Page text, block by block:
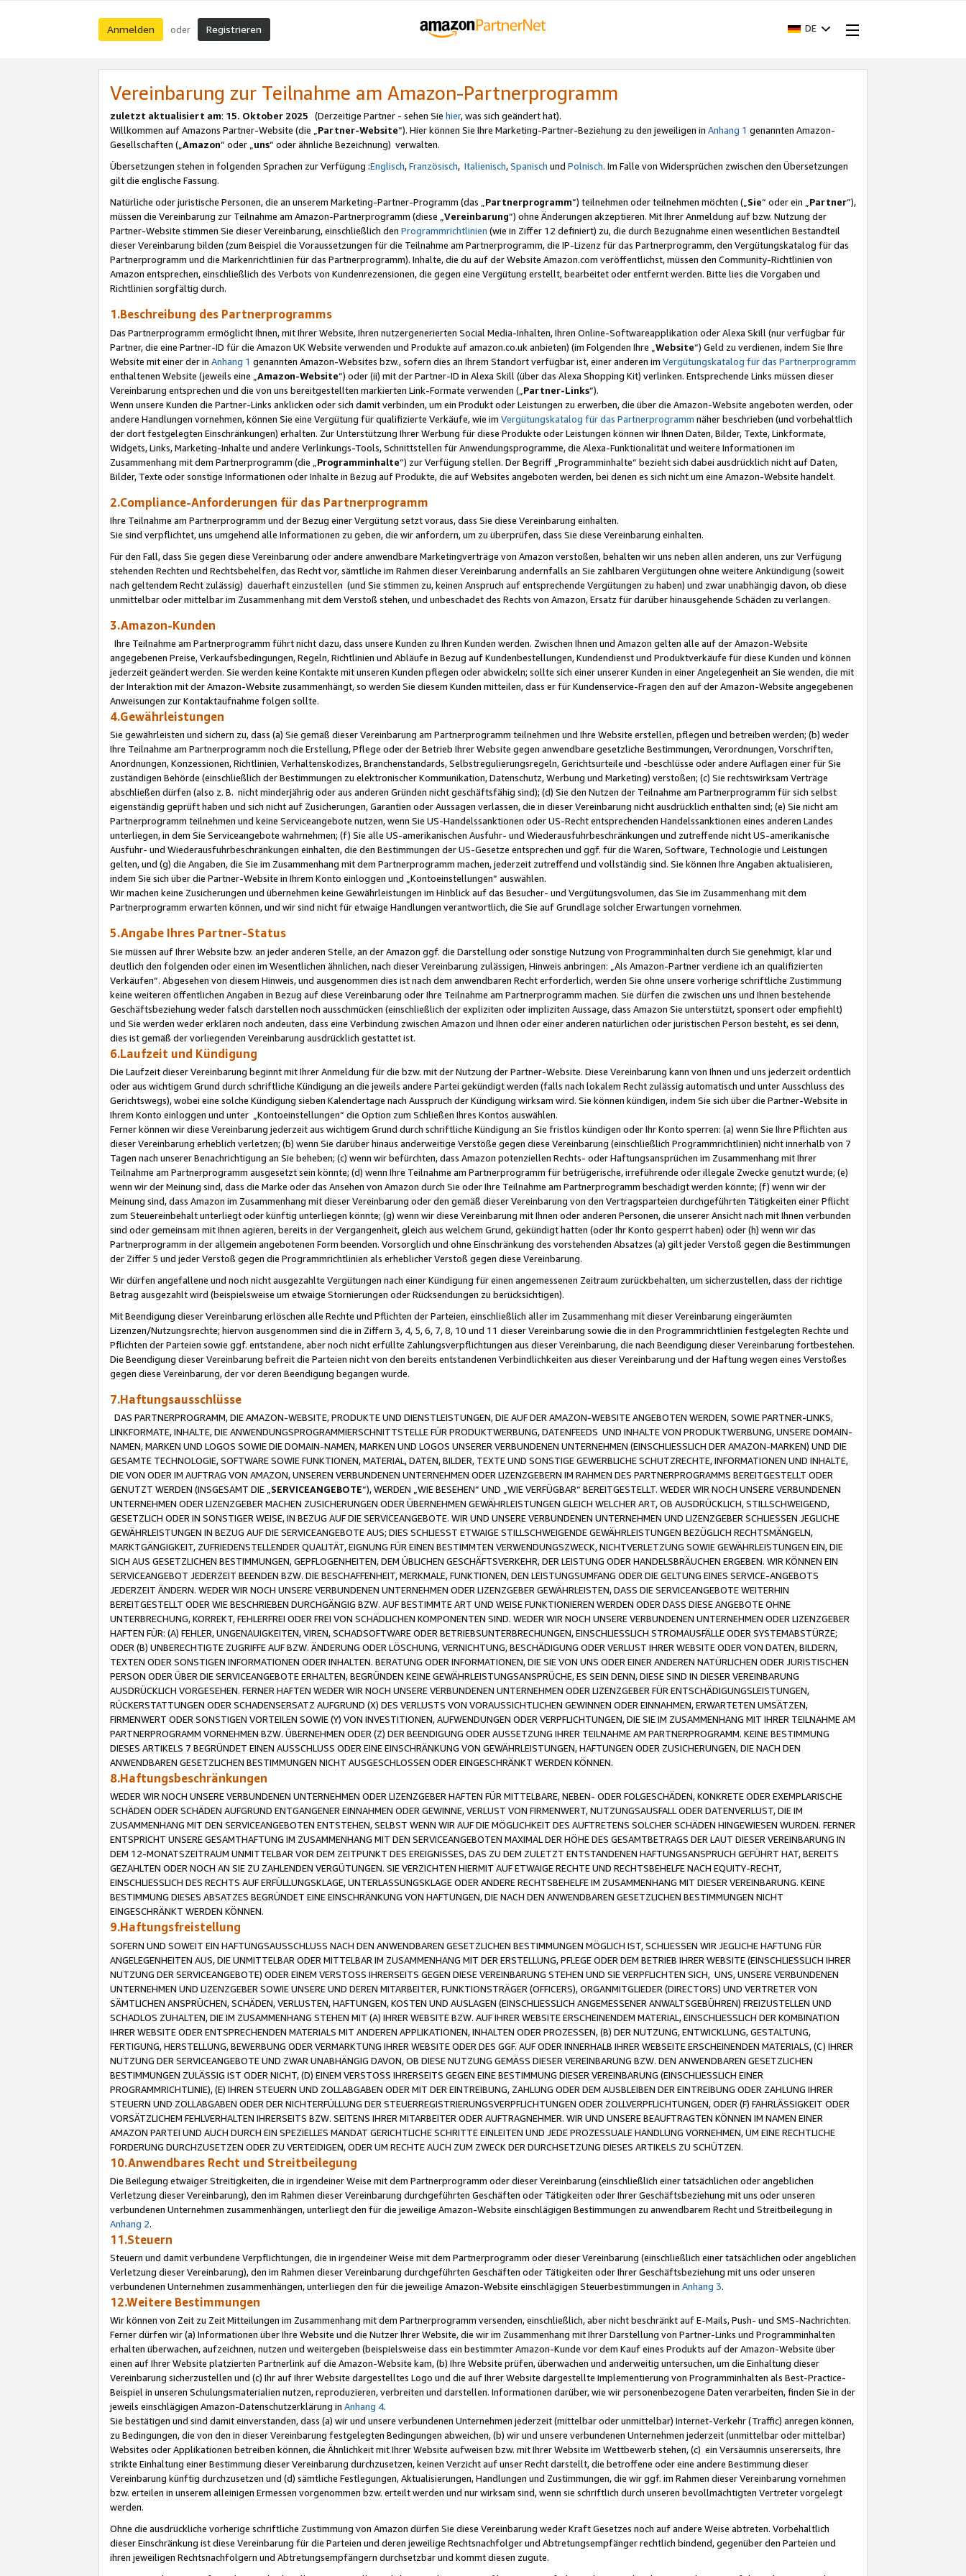
Anmelden oder Registrieren DE
Vereinbarung zur Teilnahme am Amazon-Partnerprogramm
zuletzt aktualisiert am: 15. Oktober 2025 (Derzeitige Partner - sehen Sie hier, was sich geändert hat).
Willkommen auf Amazons Partner-Website (die „Partner-Website“). Hier können Sie Ihre Marketing-Partner-Beziehung zu den jeweiligen in Anhang 1 genannten Amazon-
Gesellschaften („Amazon“ oder „uns“ oder ähnliche Bezeichnung) verwalten.
Übersetzungen stehen in folgenden Sprachen zur Verfügung :Englisch,Französisch, Italienisch,Spanisch und Polnisch. Im Falle von Widersprüchen zwischen den Übersetzungen
gilt die englische Fassung.
Natürliche oder juristische Personen, die an unserem Marketing-Partner-Programm (das „Partnerprogramm“) teilnehmen oder teilnehmen möchten („Sie“ oder ein „Partner“),
müssen die Vereinbarung zur Teilnahme am Amazon-Partnerprogramm (diese „Vereinbarung“) ohne Änderungen akzeptieren. Mit Ihrer Anmeldung auf bzw. Nutzung der
Partner-Website stimmen Sie dieser Vereinbarung, einschließlich den Programmrichtlinien (wie in Ziffer 12 definiert) zu, die durch Bezugnahme einen wesentlichen Bestandteil
dieser Vereinbarung bilden (zum Beispiel die Voraussetzungen für die Teilnahme am Partnerprogramm, die IP-Lizenz für das Partnerprogramm, den Vergütungskatalog für das
Partnerprogramm und die Markenrichtlinien für das Partnerprogramm). Inhalte, die du auf der Website Amazon.com veröffentlichst, müssen den Community-Richtlinien von
Amazon entsprechen, einschließlich des Verbots von Kundenrezensionen, die gegen eine Vergütung erstellt, bearbeitet oder entfernt werden. Bitte lies die Vorgaben und
Richtlinien sorgfältig durch.
1.Beschreibung des Partnerprogramms
Das Partnerprogramm ermöglicht Ihnen, mit Ihrer Website, Ihren nutzergenerierten Social Media-Inhalten, Ihren Online-Softwareapplikation oder Alexa Skill (nur verfügbar für
Partner, die eine Partner-ID für die Amazon UK Website verwenden und Produkte auf amazon.co.uk anbieten) (im Folgenden Ihre „ Website“) Geld zu verdienen, indem Sie Ihre
Website mit einer der in Anhang 1 genannten Amazon-Websites bzw., sofern dies an Ihrem Standort verfügbar ist, einer anderen im Vergütungskatalog für das Partnerprogramm
enthaltenen Website (jeweils eine „ Amazon-Website“) oder (ii) mit der Partner-ID in Alexa Skill (über das Alexa Shopping Kit) verlinken. Entsprechende Links müssen dieser
Vereinbarung entsprechen und die von uns bereitgestellten markierten Link-Formate verwenden („ Partner-Links“).
Wenn unsere Kunden die Partner-Links anklicken oder sich damit verbinden, um ein Produkt oder Leistungen zu erwerben, die über die Amazon-Website angeboten werden, oder
andere Handlungen vornehmen, können Sie eine Vergütung für qualifizierte Verkäufe, wie im Vergütungskatalog für das Partnerprogramm näher beschrieben (und vorbehaltlich
der dort festgelegten Einschränkungen) erhalten. Zur Unterstützung Ihrer Werbung für diese Produkte oder Leistungen können wir Ihnen Daten, Bilder, Texte, Linkformate,
Widgets, Links, Marketing-Inhalte und andere Verlinkungs-Tools, Schnittstellen für Anwendungsprogramme, die Alexa-Funktionalität und weitere Informationen im
Zusammenhang mit dem Partnerprogramm (die „ Programminhalte“) zur Verfügung stellen. Der Begriff „Programminhalte“ bezieht sich dabei ausdrücklich nicht auf Daten,
Bilder, Texte oder sonstige Informationen oder Inhalte in Bezug auf Produkte, die auf Websites angeboten werden, bei denen es sich nicht um eine Amazon-Website handelt.
2.Compliance-Anforderungen für das Partnerprogramm
Ihre Teilnahme am Partnerprogramm und der Bezug einer Vergütung setzt voraus, dass Sie diese Vereinbarung einhalten.
Sie sind verpflichtet, uns umgehend alle Informationen zu geben, die wir anfordern, um zu überprüfen, dass Sie diese Vereinbarung einhalten.
Für den Fall, dass Sie gegen diese Vereinbarung oder andere anwendbare Marketingverträge von Amazon verstoßen, behalten wir uns neben allen anderen, uns zur Verfügung
stehenden Rechten und Rechtsbehelfen, das Recht vor, sämtliche im Rahmen dieser Vereinbarung andernfalls an Sie zahlbaren Vergütungen ohne weitere Ankündigung (soweit
nach geltendem Recht zulässig) dauerhaft einzustellen (und Sie stimmen zu, keinen Anspruch auf entsprechende Vergütungen zu haben) und zwar unabhängig davon, ob diese
unmittelbar oder mittelbar im Zusammenhang mit dem Verstoß stehen, und unbeschadet des Rechts von Amazon, Ersatz für darüber hinausgehende Schäden zu verlangen.
3.Amazon-Kunden
Ihre Teilnahme am Partnerprogramm führt nicht dazu, dass unsere Kunden zu Ihren Kunden werden. Zwischen Ihnen und Amazon gelten alle auf der Amazon-Website
angegebenen Preise, Verkaufsbedingungen, Regeln, Richtlinien und Abläufe in Bezug auf Kundenbestellungen, Kundendienst und Produktverkäufe für diese Kunden und können
jederzeit geändert werden. Sie werden keine Kontakte mit unseren Kunden pflegen oder abwickeln; sollte sich einer unserer Kunden in einer Angelegenheit an Sie wenden, die mit
der Interaktion mit der Amazon-Website zusammenhängt, so werden Sie diesem Kunden mitteilen, dass er für Kundenservice-Fragen den auf der Amazon-Website angegebenen
Anweisungen zur Kontaktaufnahme folgen sollte.
4.Gewährleistungen
Sie gewährleisten und sichern zu, dass (a) Sie gemäß dieser Vereinbarung am Partnerprogramm teilnehmen und Ihre Website erstellen, pflegen und betreiben werden; (b) weder
Ihre Teilnahme am Partnerprogramm noch die Erstellung, Pflege oder der Betrieb Ihrer Website gegen anwendbare gesetzliche Bestimmungen, Verordnungen, Vorschriften,
Anordnungen, Konzessionen, Richtlinien, Verhaltenskodizes, Branchenstandards, Selbstregulierungsregeln, Gerichtsurteile und -beschlüsse oder andere Auflagen einer für Sie
zuständigen Behörde (einschließlich der Bestimmungen zu elektronischer Kommunikation, Datenschutz, Werbung und Marketing) verstoßen; (c) Sie rechtswirksam Verträge
abschließen dürfen (also z. B. nicht minderjährig oder aus anderen Gründen nicht geschäftsfähig sind); (d) Sie den Nutzen der Teilnahme am Partnerprogramm für sich selbst
eigenständig geprüft haben und sich nicht auf Zusicherungen, Garantien oder Aussagen verlassen, die in dieser Vereinbarung nicht ausdrücklich enthalten sind; (e) Sie nicht am
Partnerprogramm teilnehmen und keine Serviceangebote nutzen, wenn Sie US-Handelssanktionen oder US-Recht entsprechenden Handelssanktionen eines anderen Landes
unterliegen, in dem Sie Serviceangebote wahrnehmen; (f) Sie alle US-amerikanischen Ausfuhr- und Wiederausfuhrbeschränkungen und zutreffende nicht US-amerikanische
Ausfuhr- und Wiederausfuhrbeschränkungen einhalten, die den Bestimmungen der US-Gesetze entsprechen und ggf. für die Waren, Software, Technologie und Leistungen
gelten, und (g) die Angaben, die Sie im Zusammenhang mit dem Partnerprogramm machen, jederzeit zutreffend und vollständig sind. Sie können Ihre Angaben aktualisieren,
indem Sie sich über die Partner-Website in Ihrem Konto einloggen und „Kontoeinstellungen“ auswählen.
Wir machen keine Zusicherungen und übernehmen keine Gewährleistungen im Hinblick auf das Besucher- und Vergütungsvolumen, das Sie im Zusammenhang mit dem
Partnerprogramm erwarten können, und wir sind nicht für etwaige Handlungen verantwortlich, die Sie auf Grundlage solcher Erwartungen vornehmen.
5.Angabe Ihres Partner-Status
Sie müssen auf Ihrer Website bzw. an jeder anderen Stelle, an der Amazon ggf. die Darstellung oder sonstige Nutzung von Programminhalten durch Sie genehmigt, klar und
deutlich den folgenden oder einen im Wesentlichen ähnlichen, nach dieser Vereinbarung zulässigen, Hinweis anbringen: „Als Amazon-Partner verdiene ich an qualifizierten
Verkäufen“. Abgesehen von diesem Hinweis, und ausgenommen dies ist nach dem anwendbaren Recht erforderlich, werden Sie ohne unsere vorherige schriftliche Zustimmung
keine weiteren öffentlichen Angaben in Bezug auf diese Vereinbarung oder Ihre Teilnahme am Partnerprogramm machen. Sie dürfen die zwischen uns und Ihnen bestehende
Geschäftsbeziehung weder falsch darstellen noch ausschmücken (einschließlich der expliziten oder impliziten Aussage, dass Amazon Sie unterstützt, sponsert oder empfiehlt)
und Sie werden weder erklären noch andeuten, dass eine Verbindung zwischen Amazon und Ihnen oder einer anderen natürlichen oder juristischen Person besteht, es sei denn,
dies ist gemäß der vorliegenden Vereinbarung ausdrücklich gestattet ist.
6.Laufzeit und Kündigung
Die Laufzeit dieser Vereinbarung beginnt mit Ihrer Anmeldung für die bzw. mit der Nutzung der Partner-Website. Diese Vereinbarung kann von Ihnen und uns jederzeit ordentlich
oder aus wichtigem Grund durch schriftliche Kündigung an die jeweils andere Partei gekündigt werden (falls nach lokalem Recht zulässig automatisch und unter Ausschluss des
Gerichtswegs), wobei eine solche Kündigung sieben Kalendertage nach Ausspruch der Kündigung wirksam wird. Sie können kündigen, indem Sie sich über die Partner-Website in
Ihrem Konto einloggen und unter „Kontoeinstellungen“ die Option zum Schließen Ihres Kontos auswählen.
Ferner können wir diese Vereinbarung jederzeit aus wichtigem Grund durch schriftliche Kündigung an Sie fristlos kündigen oder Ihr Konto sperren: (a) wenn Sie Ihre Pflichten aus
dieser Vereinbarung erheblich verletzen; (b) wenn Sie darüber hinaus anderweitige Verstöße gegen diese Vereinbarung (einschließlich Programmrichtlinien) nicht innerhalb von 7
Tagen nach unserer Benachrichtigung an Sie beheben; (c) wenn wir befürchten, dass Amazon potenziellen Rechts- oder Haftungsansprüchen im Zusammenhang mit Ihrer
Teilnahme am Partnerprogramm ausgesetzt sein könnte; (d) wenn Ihre Teilnahme am Partnerprogramm für betrügerische, irreführende oder illegale Zwecke genutzt wurde; (e)
wenn wir der Meinung sind, dass die Marke oder das Ansehen von Amazon durch Sie oder Ihre Teilnahme am Partnerprogramm beschädigt werden könnte; (f) wenn wir der
Meinung sind, dass Amazon im Zusammenhang mit dieser Vereinbarung oder den gemäß dieser Vereinbarung von den Vertragsparteien durchgeführten Tätigkeiten einer Pflicht
zum Steuereinbehalt unterliegt oder künftig unterliegen könnte; (g) wenn wir diese Vereinbarung mit Ihnen oder anderen Personen, die unserer Ansicht nach mit Ihnen verbunden
sind oder gemeinsam mit Ihnen agieren, bereits in der Vergangenheit, gleich aus welchem Grund, gekündigt hatten (oder Ihr Konto gesperrt haben) oder (h) wenn wir das
Partnerprogramm in der allgemein angebotenen Form beenden. Vorsorglich und ohne Einschränkung des vorstehenden Absatzes (a) gilt jeder Verstoß gegen die Bestimmungen
der Ziffer 5 und jeder Verstoß gegen die Programmrichtlinien als erheblicher Verstoß gegen diese Vereinbarung.
Wir dürfen angefallene und noch nicht ausgezahlte Vergütungen nach einer Kündigung für einen angemessenen Zeitraum zurückbehalten, um sicherzustellen, dass der richtige
Betrag ausgezahlt wird (beispielsweise um etwaige Stornierungen oder Rücksendungen zu berücksichtigen).
Mit Beendigung dieser Vereinbarung erlöschen alle Rechte und Pflichten der Parteien, einschließlich aller im Zusammenhang mit dieser Vereinbarung eingeräumten
Lizenzen/Nutzungsrechte; hiervon ausgenommen sind die in Ziffern 3, 4, 5, 6, 7, 8, 10 und 11 dieser Vereinbarung sowie die in den Programmrichtlinien festgelegten Rechte und
Pflichten der Parteien sowie ggf. entstandene, aber noch nicht erfüllte Zahlungsverpflichtungen aus dieser Vereinbarung, die nach Beendigung dieser Vereinbarung fortbestehen.
Die Beendigung dieser Vereinbarung befreit die Parteien nicht von den bereits entstandenen Verbindlichkeiten aus dieser Vereinbarung und der Haftung wegen eines Verstoßes
gegen diese Vereinbarung, der vor deren Beendigung begangen wurde.
7.Haftungsausschlüsse
DAS PARTNERPROGRAMM, DIE AMAZON-WEBSITE, PRODUKTE UND DIENSTLEISTUNGEN, DIE AUF DER AMAZON-WEBSITE ANGEBOTEN WERDEN, SOWIE PARTNER-LINKS,
LINKFORMATE, INHALTE, DIE ANWENDUNGSPROGRAMMIERSCHNITTSTELLE FÜR PRODUKTWERBUNG, DATENFEEDS UND INHALTE VON PRODUKTWERBUNG, UNSERE DOMAIN-
NAMEN, MARKEN UND LOGOS SOWIE DIE DOMAIN-NAMEN, MARKEN UND LOGOS UNSERER VERBUNDENEN UNTERNEHMEN (EINSCHLIESSLICH DER AMAZON-MARKEN) UND DIE
GESAMTE TECHNOLOGIE, SOFTWARE SOWIE FUNKTIONEN, MATERIAL, DATEN, BILDER, TEXTE UND SONSTIGE GEWERBLICHE SCHUTZRECHTE, INFORMATIONEN UND INHALTE,
DIE VON ODER IM AUFTRAG VON AMAZON, UNSEREN VERBUNDENEN UNTERNEHMEN ODER LIZENZGEBERN IM RAHMEN DES PARTNERPROGRAMMS BEREITGESTELLT ODER
GENUTZT WERDEN (INSGESAMT DIE „ SERVICEANGEBOTE“), WERDEN „WIE BESEHEN“ UND „WIE VERFÜGBAR“ BEREITGESTELLT. WEDER WIR NOCH UNSERE VERBUNDENEN
UNTERNEHMEN ODER LIZENZGEBER MACHEN ZUSICHERUNGEN ODER ÜBERNEHMEN GEWÄHRLEISTUNGEN GLEICH WELCHER ART, OB AUSDRÜCKLICH, STILLSCHWEIGEND,
GESETZLICH ODER IN SONSTIGER WEISE, IN BEZUG AUF DIE SERVICEANGEBOTE. WIR UND UNSERE VERBUNDENEN UNTERNEHMEN UND LIZENZGEBER SCHLIESSEN JEGLICHE
GEWÄHRLEISTUNGEN IN BEZUG AUF DIE SERVICEANGEBOTE AUS; DIES SCHLIESST ETWAIGE STILLSCHWEIGENDE GEWÄHRLEISTUNGEN BEZÜGLICH RECHTSMÄNGELN,
MARKTGÄNGIGKEIT, ZUFRIEDENSTELLENDER QUALITÄT, EIGNUNG FÜR EINEN BESTIMMTEN VERWENDUNGSZWECK, NICHTVERLETZUNG SOWIE GEWÄHRLEISTUNGEN EIN, DIE
SICH AUS GESETZLICHEN BESTIMMUNGEN, GEPFLOGENHEITEN, DEM ÜBLICHEN GESCHÄFTSVERKEHR, DER LEISTUNG ODER HANDELSBRÄUCHEN ERGEBEN. WIR KÖNNEN EIN
SERVICEANGEBOT JEDERZEIT BEENDEN BZW. DIE BESCHAFFENHEIT, MERKMALE, FUNKTIONEN, DEN LEISTUNGSUMFANG ODER DIE GELTUNG EINES SERVICE-ANGEBOTS
JEDERZEIT ÄNDERN. WEDER WIR NOCH UNSERE VERBUNDENEN UNTERNEHMEN ODER LIZENZGEBER GEWÄHRLEISTEN, DASS DIE SERVICEANGEBOTE WEITERHIN
BEREITGESTELLT ODER WIE BESCHRIEBEN DURCHGÄNGIG BZW. AUF BESTIMMTE ART UND WEISE FUNKTIONIEREN WERDEN ODER DASS DIESE ANGEBOTE OHNE
UNTERBRECHUNG, KORREKT, FEHLERFREI ODER FREI VON SCHÄDLICHEN KOMPONENTEN SIND. WEDER WIR NOCH UNSERE VERBUNDENEN UNTERNEHMEN ODER LIZENZGEBER
HAFTEN FÜR: (A) FEHLER, UNGENAUIGKEITEN, VIREN, SCHADSOFTWARE ODER BETRIEBSUNTERBRECHUNGEN, EINSCHLIESSLICH STROMAUSFÄLLE ODER SYSTEMABSTÜRZE;
ODER (B) UNBERECHTIGTE ZUGRIFFE AUF BZW. ÄNDERUNG ODER LÖSCHUNG, VERNICHTUNG, BESCHÄDIGUNG ODER VERLUST IHRER WEBSITE ODER VON DATEN, BILDERN,
TEXTEN ODER SONSTIGEN INFORMATIONEN ODER INHALTEN. BERATUNG ODER INFORMATIONEN, DIE SIE VON UNS ODER EINER ANDEREN NATÜRLICHEN ODER JURISTISCHEN
PERSON ODER ÜBER DIE SERVICEANGEBOTE ERHALTEN, BEGRÜNDEN KEINE GEWÄHRLEISTUNGSANSPRÜCHE, ES SEIN DENN, DIESE SIND IN DIESER VEREINBARUNG
AUSDRÜCKLICH VORGESEHEN. FERNER HAFTEN WEDER WIR NOCH UNSERE VERBUNDENEN UNTERNEHMEN ODER LIZENZGEBER FÜR ENTSCHÄDIGUNGSLEISTUNGEN,
RÜCKERSTATTUNGEN ODER SCHADENSERSATZ AUFGRUND (X) DES VERLUSTS VON VORAUSSICHTLICHEN GEWINNEN ODER EINNAHMEN, ERWARTETEN UMSÄTZEN,
FIRMENWERT ODER SONSTIGEN VORTEILEN SOWIE (Y) VON INVESTITIONEN, AUFWENDUNGEN ODER VERPFLICHTUNGEN, DIE SIE IM ZUSAMMENHANG MIT IHRER TEILNAHME AM
PARTNERPROGRAMM VORNEHMEN BZW. ÜBERNEHMEN ODER (Z) DER BEENDIGUNG ODER AUSSETZUNG IHRER TEILNAHME AM PARTNERPROGRAMM. KEINE BESTIMMUNG
DIESES ARTIKELS 7 BEGRÜNDET EINEN AUSSCHLUSS ODER EINE EINSCHRÄNKUNG VON GEWÄHRLEISTUNGEN, HAFTUNGEN ODER ZUSICHERUNGEN, DIE NACH DEN
ANWENDBAREN GESETZLICHEN BESTIMMUNGEN NICHT AUSGESCHLOSSEN ODER EINGESCHRÄNKT WERDEN KÖNNEN.
8.Haftungsbeschränkungen
WEDER WIR NOCH UNSERE VERBUNDENEN UNTERNEHMEN ODER LIZENZGEBER HAFTEN FÜR MITTELBARE, NEBEN- ODER FOLGESCHÄDEN, KONKRETE ODER EXEMPLARISCHE
SCHÄDEN ODER SCHÄDEN AUFGRUND ENTGANGENER EINNAHMEN ODER GEWINNE, VERLUST VON FIRMENWERT, NUTZUNGSAUSFALL ODER DATENVERLUST, DIE IM
ZUSAMMENHANG MIT DEN SERVICEANGEBOTEN ENTSTEHEN, SELBST WENN WIR AUF DIE MÖGLICHKEIT DES AUFTRETENS SOLCHER SCHÄDEN HINGEWIESEN WURDEN. FERNER
ENTSPRICHT UNSERE GESAMTHAFTUNG IM ZUSAMMENHANG MIT DEN SERVICEANGEBOTEN MAXIMAL DER HÖHE DES GESAMTBETRAGS DER LAUT DIESER VEREINBARUNG IN
DEM 12-MONATSZEITRAUM UNMITTELBAR VOR DEM ZEITPUNKT DES EREIGNISSES, DAS ZU DEM ZULETZT ENTSTANDENEN HAFTUNGSANSPRUCH GEFÜHRT HAT, BEREITS
GEZAHLTEN ODER NOCH AN SIE ZU ZAHLENDEN VERGÜTUNGEN. SIE VERZICHTEN HIERMIT AUF ETWAIGE RECHTE UND RECHTSBEHELFE NACH EQUITY-RECHT,
EINSCHLIESSLICH DES RECHTS AUF ERFÜLLUNGSKLAGE, UNTERLASSUNGSKLAGE ODER ANDERE RECHTSBEHELFE IM ZUSAMMENHANG MIT DIESER VEREINBARUNG. KEINE
BESTIMMUNG DIESES ABSATZES BEGRÜNDET EINE EINSCHRÄNKUNG VON HAFTUNGEN, DIE NACH DEN ANWENDBAREN GESETZLICHEN BESTIMMUNGEN NICHT
EINGESCHRÄNKT WERDEN KÖNNEN.
9.Haftungsfreistellung
SOFERN UND SOWEIT EIN HAFTUNGSAUSSCHLUSS NACH DEN ANWENDBAREN GESETZLICHEN BESTIMMUNGEN MÖGLICH IST, SCHLIESSEN WIR JEGLICHE HAFTUNG FÜR
ANGELEGENHEITEN AUS, DIE UNMITTELBAR ODER MITTELBAR IM ZUSAMMENHANG MIT DER ERSTELLUNG, PFLEGE ODER DEM BETRIEB IHRER WEBSITE (EINSCHLIESSLICH IHRER
NUTZUNG DER SERVICEANGEBOTE) ODER EINEM VERSTOSS IHRERSEITS GEGEN DIESE VEREINBARUNG STEHEN UND SIE VERPFLICHTEN SICH, UNS, UNSERE VERBUNDENEN
UNTERNEHMEN UND LIZENZGEBER SOWIE UNSERE UND DEREN MITARBEITER, FUNKTIONSTRÄGER (OFFICERS), ORGANMITGLIEDER (DIRECTORS) UND VERTRETER VON
SÄMTLICHEN ANSPRÜCHEN, SCHÄDEN, VERLUSTEN, HAFTUNGEN, KOSTEN UND AUSLAGEN (EINSCHLIESSLICH ANGEMESSENER ANWALTSGEBÜHREN) FREIZUSTELLEN UND
SCHADLOS ZUHALTEN, DIE IM ZUSAMMENHANG STEHEN MIT (A) IHRER WEBSITE BZW. AUF IHRER WEBSITE ERSCHEINENDEM MATERIAL, EINSCHLIESSLICH DER KOMBINATION
IHRER WEBSITE ODER ENTSPRECHENDEN MATERIALS MIT ANDEREN APPLIKATIONEN, INHALTEN ODER PROZESSEN, (B) DER NUTZUNG, ENTWICKLUNG, GESTALTUNG,
FERTIGUNG, HERSTELLUNG, BEWERBUNG ODER VERMARKTUNG IHRER WEBSITE ODER DES GGF. AUF ODER INNERHALB IHRER WEBSEITE ERSCHEINENDEN MATERIALS, (C) IHRER
NUTZUNG DER SERVICEANGEBOTE UND ZWAR UNABHÄNGIG DAVON, OB DIESE NUTZUNG GEMÄSS DIESER VEREINBARUNG BZW. DEN ANWENDBAREN GESETZLICHEN
BESTIMMUNGEN ZULÄSSIG IST ODER NICHT, (D) EINEM VERSTOSS IHRERSEITS GEGEN EINE BESTIMMUNG DIESER VEREINBARUNG (EINSCHLIESSLICH EINER
PROGRAMMRICHTLINIE), (E) IHREN STEUERN UND ZOLLABGABEN ODER MIT DER EINTREIBUNG, ZAHLUNG ODER DEM AUSBLEIBEN DER EINTREIBUNG ODER ZAHLUNG IHRER
STEUERN UND ZOLLABGABEN ODER DER NICHTERFÜLLUNG DER STEUERREGISTRIERUNGSVERPFLICHTUNGEN ODER ZOLLVERPFLICHTUNGEN, ODER (F) FAHRLÄSSIGKEIT ODER
VORSÄTZLICHEM FEHLVERHALTEN IHRERSEITS BZW. SEITENS IHRER MITARBEITER ODER AUFTRAGNEHMER. WIR UND UNSERE BEAUFTRAGTEN KÖNNEN IM NAMEN EINER
AMAZON PARTEI UND AUCH DURCH EIN SPEZIELLES MANDAT GERICHTLICHE SCHRITTE EINLEITEN UND JEDE PROZESSUALE HANDLUNG VORNEHMEN, UM EINE RECHTLICHE
FORDERUNG DURCHZUSETZEN ODER ZU VERTEIDIGEN, ODER UM RECHTE AUCH ZUM ZWECK DER DURCHSETZUNG DIESES ARTIKELS ZU SCHÜTZEN.
10.Anwendbares Recht und Streitbeilegung
Die Beilegung etwaiger Streitigkeiten, die in irgendeiner Weise mit dem Partnerprogramm oder dieser Vereinbarung (einschließlich einer tatsächlichen oder angeblichen
Verletzung dieser Vereinbarung), den im Rahmen dieser Vereinbarung durchgeführten Geschäften oder Tätigkeiten oder Ihrer Geschäftsbeziehung mit uns oder unseren
verbundenen Unternehmen zusammenhängen, unterliegt den für die jeweilige Amazon-Website einschlägigen Bestimmungen zu anwendbarem Recht und Streitbeilegung in
Anhang 2.
11.Steuern
Steuern und damit verbundene Verpflichtungen, die in irgendeiner Weise mit dem Partnerprogramm oder dieser Vereinbarung (einschließlich einer tatsächlichen oder angeblichen
Verletzung dieser Vereinbarung), den im Rahmen dieser Vereinbarung durchgeführten Geschäften oder Tätigkeiten oder Ihrer Geschäftsbeziehung mit uns oder unseren
verbundenen Unternehmen zusammenhängen, unterliegen den für die jeweilige Amazon-Website einschlägigen Steuerbestimmungen in Anhang 3.
12.Weitere Bestimmungen
Wir können von Zeit zu Zeit Mitteilungen im Zusammenhang mit dem Partnerprogramm versenden, einschließlich, aber nicht beschränkt auf E-Mails, Push- und SMS-Nachrichten.
Ferner dürfen wir (a) Informationen über Ihre Website und die Nutzer Ihrer Website, die wir im Zusammenhang mit Ihrer Darstellung von Partner-Links und Programminhalten
erhalten überwachen, aufzeichnen, nutzen und weitergeben (beispielsweise dass ein bestimmter Amazon-Kunde vor dem Kauf eines Produkts auf der Amazon-Website über
einen auf Ihrer Website platzierten Partnerlink auf die Amazon-Website kam, (b) Ihre Website prüfen, überwachen und anderweitig untersuchen, um die Einhaltung dieser
Vereinbarung sicherzustellen und (c) Ihr auf Ihrer Website dargestelltes Logo und die auf Ihrer Website dargestellte Implementierung von Programminhalten als Best-Practice-
Beispiel in unseren Schulungsmaterialien nutzen, reproduzieren, verbreiten und darstellen. Informationen darüber, wie wir personenbezogene Daten verarbeiten, finden Sie in der
jeweils einschlägigen Amazon-Datenschutzerklärung in Anhang 4.
Sie bestätigen und sind damit einverstanden, dass (a) wir und unsere verbundenen Unternehmen jederzeit (mittelbar oder unmittelbar) Internet-Verkehr (Traffic) anregen können,
zu Bedingungen, die von den in dieser Vereinbarung festgelegten Bedingungen abweichen, (b) wir und unsere verbundenen Unternehmen jederzeit (unmittelbar oder mittelbar)
Websites oder Applikationen betreiben können, die Ähnlichkeit mit Ihrer Website aufweisen bzw. mit Ihrer Website im Wettbewerb stehen, (c) ein Versäumnis unsererseits, Ihre
strikte Einhaltung einer Bestimmung dieser Vereinbarung durchzusetzen, keinen Verzicht auf unser Recht darstellt, die betroffene oder eine andere Bestimmung dieser
Vereinbarung künftig durchzusetzen und (d) sämtliche Festlegungen, Aktualisierungen, Handlungen und Zustimmungen, die wir ggf. im Rahmen dieser Vereinbarung vornehmen
bzw. erteilen in unserem alleinigen Ermessen vorgenommen bzw. erteilt werden und nur wirksam sind, wenn sie schriftlich durch unseren bevollmächtigten Vertreter vorgelegt
werden.
Ohne die ausdrückliche vorherige schriftliche Zustimmung von Amazon dürfen Sie diese Vereinbarung weder Kraft Gesetzes noch auf andere Weise abtreten. Vorbehaltlich
dieser Einschränkung ist diese Vereinbarung für die Parteien und deren jeweilige Rechtsnachfolger und Abtretungsempfänger rechtlich bindend, gegenüber den Parteien und
ihren jeweiligen Rechtsnachfolgern und Abtretungsempfängern durchsetzbar und kommt diesen zugute.